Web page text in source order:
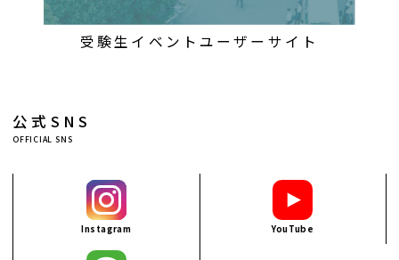
受験生イベントユーザーサイト
公式SNS
OFFICIAL SNS
Instagram YouTube